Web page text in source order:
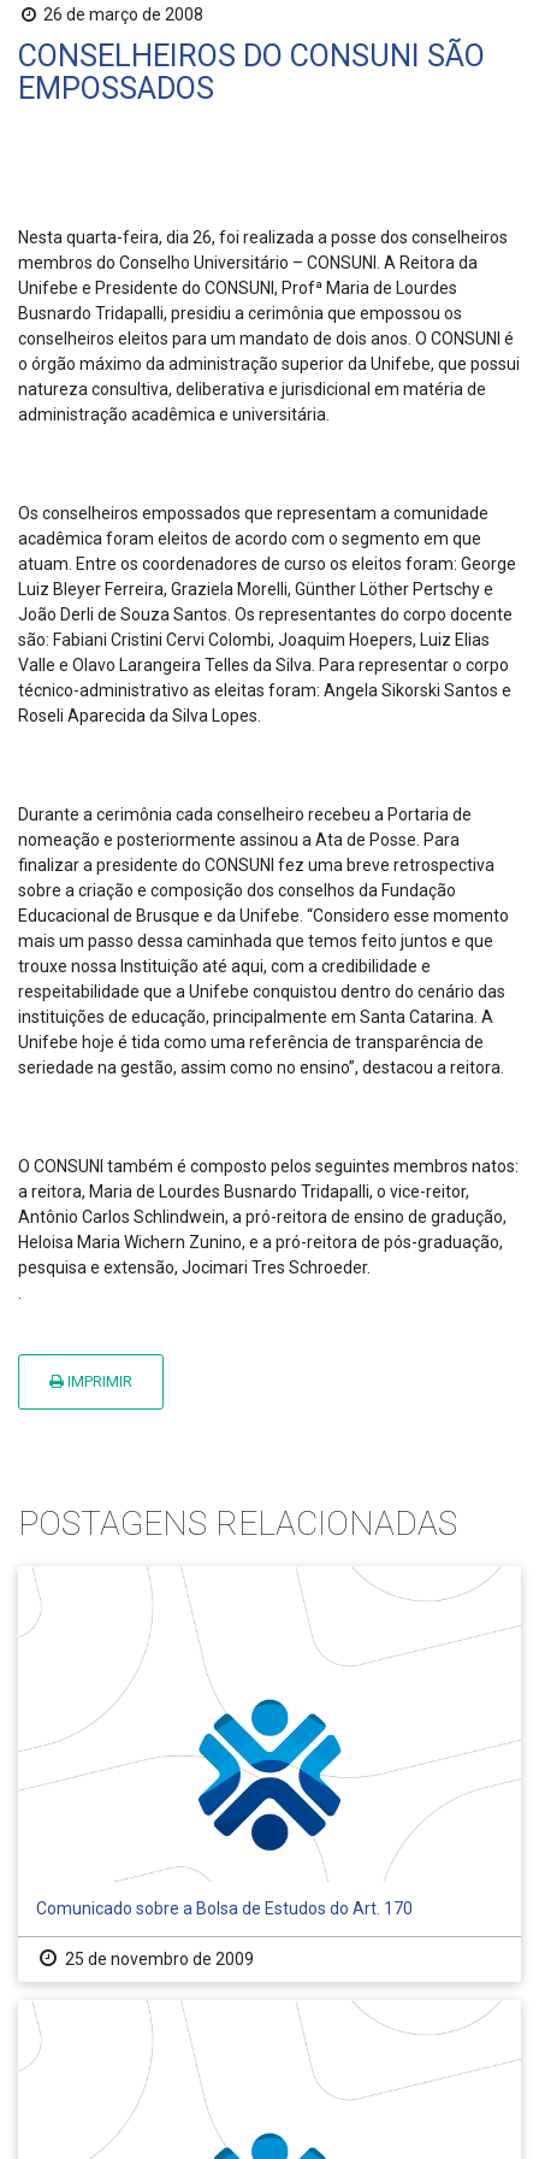
26 de março de 2008
CONSELHEIROS DO CONSUNI SÃO
EMPOSSADOS
Nesta quarta-feira, dia 26, foi realizada a posse dos conselheiros
membros do Conselho Universitário – CONSUNI. A Reitora da
Unifebe e Presidente do CONSUNI, Profª Maria de Lourdes
Busnardo Tridapalli, presidiu a cerimônia que empossou os
conselheiros eleitos para um mandato de dois anos. O CONSUNI é
o órgão máximo da administração superior da Unifebe, que possui
natureza consultiva, deliberativa e jurisdicional em matéria de
administração acadêmica e universitária.
Os conselheiros empossados que representam a comunidade
acadêmica foram eleitos de acordo com o segmento em que
atuam. Entre os coordenadores de curso os eleitos foram: George
Luiz Bleyer Ferreira, Graziela Morelli, Günther Löther Pertschy e
João Derli de Souza Santos. Os representantes do corpo docente
são: Fabiani Cristini Cervi Colombi, Joaquim Hoepers, Luiz Elias
Valle e Olavo Larangeira Telles da Silva. Para representar o corpo
técnico-administrativo as eleitas foram: Angela Sikorski Santos e
Roseli Aparecida da Silva Lopes.
Durante a cerimônia cada conselheiro recebeu a Portaria de
nomeação e posteriormente assinou a Ata de Posse. Para
finalizar a presidente do CONSUNI fez uma breve retrospectiva
sobre a criação e composição dos conselhos da Fundação
Educacional de Brusque e da Unifebe. “Considero esse momento
mais um passo dessa caminhada que temos feito juntos e que
trouxe nossa Instituição até aqui, com a credibilidade e
respeitabilidade que a Unifebe conquistou dentro do cenário das
instituições de educação, principalmente em Santa Catarina. A
Unifebe hoje é tida como uma referência de transparência de
seriedade na gestão, assim como no ensino”, destacou a reitora.
O CONSUNI também é composto pelos seguintes membros natos:
a reitora, Maria de Lourdes Busnardo Tridapalli, o vice-reitor,
Antônio Carlos Schlindwein, a pró-reitora de ensino de gradução,
Heloisa Maria Wichern Zunino, e a pró-reitora de pós-graduação,
pesquisa e extensão, Jocimari Tres Schroeder.
.
IMPRIMIR
POSTAGENS RELACIONADAS
Comunicado sobre a Bolsa de Estudos do Art. 170
25 de novembro de 2009